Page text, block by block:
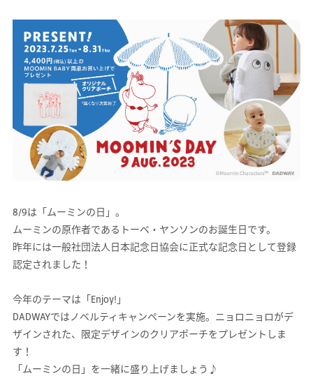
8/9は「ムーミンの日」。
ムーミンの原作者であるトーベ・ヤンソンのお誕生日です。
昨年には一般社団法人日本記念日協会に正式な記念日として登録
認定されました！
今年のテーマは「Enjoy!」
DADWAYではノベルティキャンペーンを実施。ニョロニョロがデ
ザインされた、限定デザインのクリアポーチをプレゼントしま
す！
「ムーミンの日」を一緒に盛り上げましょう♪